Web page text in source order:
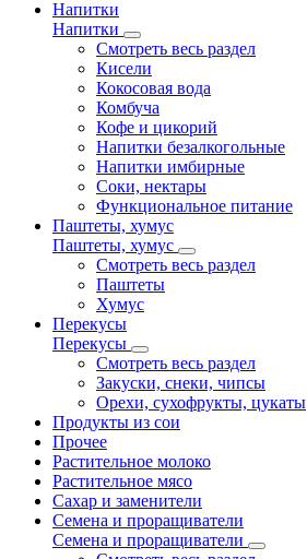
Напитки
Напитки
Смотреть весь раздел
Кисели
Кокосовая вода
Комбуча
Кофе и цикорий
Напитки безалкогольные
Напитки имбирные
Соки, нектары
Функциональное питание
Паштеты, хумус
Паштеты, хумус
Смотреть весь раздел
Паштеты
Хумус
Перекусы
Перекусы
Смотреть весь раздел
Закуски, снеки, чипсы
Орехи, сухофрукты, цукаты
Продукты из сои
Прочее
Растительное молоко
Растительное мясо
Сахар и заменители
Семена и проращиватели
Семена и проращиватели